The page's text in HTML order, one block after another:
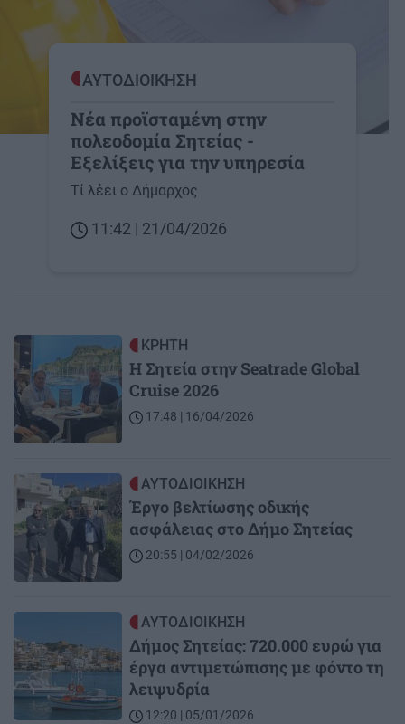
ΑΥΤΟΔΙΟΙΚΗΣΗ
Νέα προϊσταμένη στην
πολεοδομία Σητείας -
Εξελίξεις για την υπηρεσία
Τί λέει ο Δήμαρχος
11:42 | 21/04/2026
Image ΚΡΗΤΗ
Η Σητεία στην Seatrade Global
Cruise 2026
17:48 | 16/04/2026
Image ΑΥΤΟΔΙΟΙΚΗΣΗ
Έργο βελτίωσης οδικής
ασφάλειας στο Δήμο Σητείας
20:55 | 04/02/2026
ΑΥΤΟΔΙΟΙΚΗΣΗ
Δήμος Σητείας: 720.000 ευρώ για
έργα αντιμετώπισης με φόντο τη
λειψυδρία
12:20 | 05/01/2026